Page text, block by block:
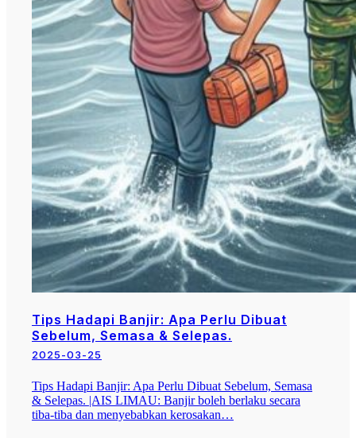
Tips Hadapi Banjir: Apa Perlu Dibuat
Sebelum, Semasa & Selepas.
2025-03-25
Tips Hadapi Banjir: Apa Perlu Dibuat Sebelum, Semasa
& Selepas. |AIS LIMAU: Banjir boleh berlaku secara
tiba-tiba dan menyebabkan kerosakan…